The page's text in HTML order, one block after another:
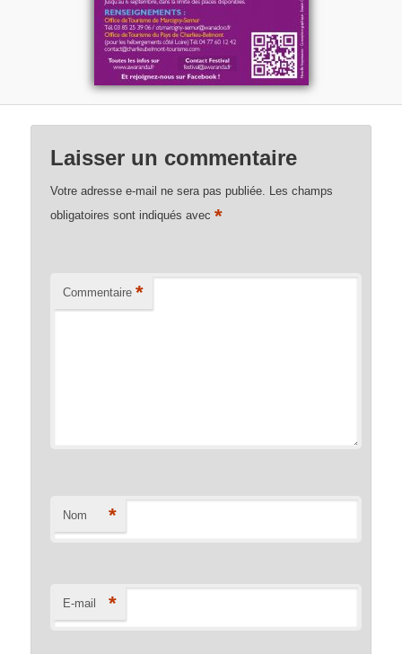
Laisser un commentaire
Votre adresse e-mail ne sera pas publiée. Les champs
obligatoires sont indiqués avec*
Commentaire *
Nom *
E-mail *